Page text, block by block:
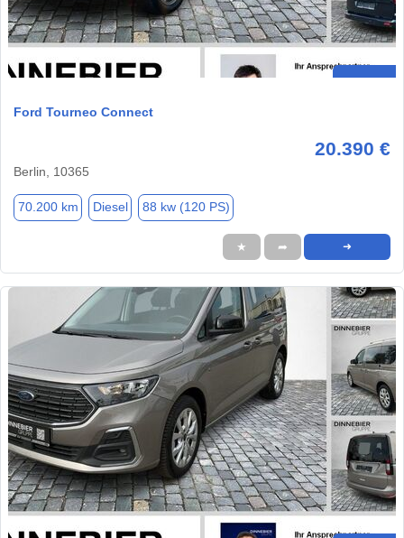
Ford Tourneo Connect
20.390 €
Berlin, 10365
70.200 km Diesel 88 kw (120 PS)
★ ➦ ➜